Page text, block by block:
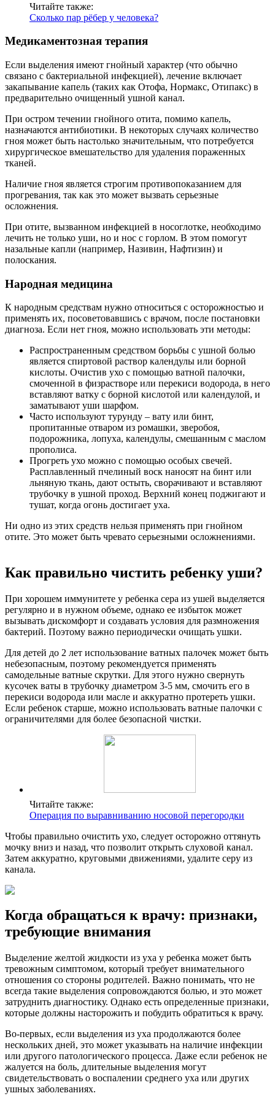
Читайте также:
Сколько пар рёбер у человека?
Медикаментозная терапия
Если выделения имеют гнойный характер (что обычно
связано с бактериальной инфекцией), лечение включает
закапывание капель (таких как Отофа, Нормакс, Отипакс) в
предварительно очищенный ушной канал.
При остром течении гнойного отита, помимо капель,
назначаются антибиотики. В некоторых случаях количество
гноя может быть настолько значительным, что потребуется
хирургическое вмешательство для удаления пораженных
тканей.
Наличие гноя является строгим противопоказанием для
прогревания, так как это может вызвать серьезные
осложнения.
При отите, вызванном инфекцией в носоглотке, необходимо
лечить не только уши, но и нос с горлом. В этом помогут
назальные капли (например, Називин, Нафтизин) и
полоскания.
Народная медицина
К народным средствам нужно относиться с осторожностью и
применять их, посоветовавшись с врачом, после постановки
диагноза. Если нет гноя, можно использовать эти методы:
Распространенным средством борьбы с ушной болью
является спиртовой раствор календулы или борной
кислоты. Очистив ухо с помощью ватной палочки,
смоченной в физрастворе или перекиси водорода, в него
вставляют ватку с борной кислотой или календулой, и
заматывают уши шарфом.
Часто используют турунду – вату или бинт,
пропитанные отваром из ромашки, зверобоя,
подорожника, лопуха, календулы, смешанным с маслом
прополиса.
Прогреть ухо можно с помощью особых свечей.
Расплавленный пчелиный воск наносят на бинт или
льняную ткань, дают остыть, сворачивают и вставляют
трубочку в ушной проход. Верхний конец поджигают и
тушат, когда огонь достигает уха.
Ни одно из этих средств нельзя применять при гнойном
отите. Это может быть чревато серьезными осложнениями.
Как правильно чистить ребенку уши?
При хорошем иммунитете у ребенка сера из ушей выделяется
регулярно и в нужном объеме, однако ее избыток может
вызывать дискомфорт и создавать условия для размножения
бактерий. Поэтому важно периодически очищать ушки.
Для детей до 2 лет использование ватных палочек может быть
небезопасным, поэтому рекомендуется применять
самодельные ватные скрутки. Для этого нужно свернуть
кусочек ваты в трубочку диаметром 3-5 мм, смочить его в
перекиси водорода или масле и аккуратно протереть ушки.
Если ребенок старше, можно использовать ватные палочки с
ограничителями для более безопасной чистки.
Читайте также:
Операция по выравниванию носовой перегородки
Чтобы правильно очистить ухо, следует осторожно оттянуть
мочку вниз и назад, что позволит открыть слуховой канал.
Затем аккуратно, круговыми движениями, удалите серу из
канала.
Когда обращаться к врачу: признаки,
требующие внимания
Выделение желтой жидкости из уха у ребенка может быть
тревожным симптомом, который требует внимательного
отношения со стороны родителей. Важно понимать, что не
всегда такие выделения сопровождаются болью, и это может
затруднить диагностику. Однако есть определенные признаки,
которые должны насторожить и побудить обратиться к врачу.
Во-первых, если выделения из уха продолжаются более
нескольких дней, это может указывать на наличие инфекции
или другого патологического процесса. Даже если ребенок не
жалуется на боль, длительные выделения могут
свидетельствовать о воспалении среднего уха или других
ушных заболеваниях.